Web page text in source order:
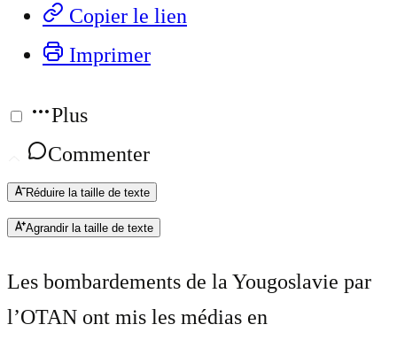
Copier le lien
Imprimer
Plus
Commenter
Réduire la taille de texte
Agrandir la taille de texte
Les bombardements de la Yougoslavie par
l’OTAN ont mis les médias en